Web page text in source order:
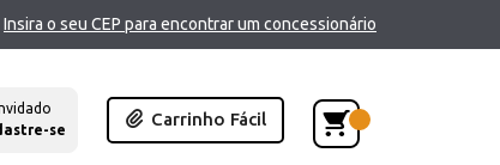
Insira o seu CEP para encontrar um concessionário
se
Carrinho Fácil